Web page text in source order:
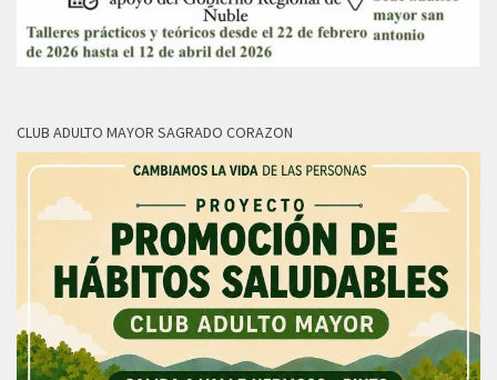
CLUB ADULTO MAYOR SAGRADO CORAZON